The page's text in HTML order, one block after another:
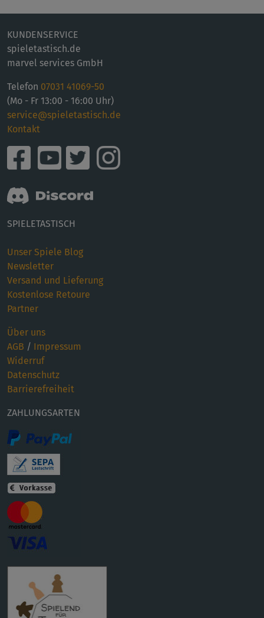
KUNDENSERVICE
spieletastisch.de
marvel services GmbH
Telefon 07031 41069-50
(Mo - Fr 13:00 - 16:00 Uhr)
service@spieletastisch.de
Kontakt
SPIELETASTISCH
Unser Spiele Blog
Newsletter
Versand und Lieferung
Kostenlose Retoure
Partner
Über uns
AGB / Impressum
Widerruf
Datenschutz
Barrierefreiheit
ZAHLUNGSARTEN